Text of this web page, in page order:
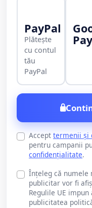
PayPal
Plătește
cu contul
tău
PayPal
Pay
Accept termenii și
pentru campanii
confidențialitate.
Înțeleg că numele
publicitar vor fi
Regulile UE
publicitatea